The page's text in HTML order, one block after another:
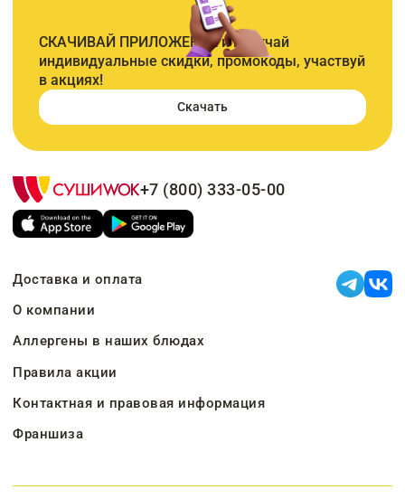
СКАЧИВАЙ ПРИЛОЖЕНИЕ и получай
индивидуальные скидки, промокоды, участвуй
в акциях!
Скачать
+7 (800) 333-05-00
Доставка и оплата
О компании
Аллергены в наших блюдах
Правила акции
Контактная и правовая информация
Франшиза